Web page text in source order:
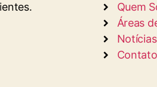
Quem
Áreas
Notícias
Contato